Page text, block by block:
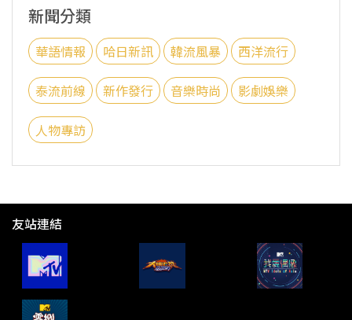
新聞分類
華語情報 哈日新訊 韓流風暴 西洋流行
泰流前線 新作發行 音樂時尚 影劇娛樂
人物專訪
友站連結